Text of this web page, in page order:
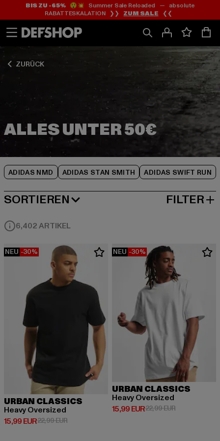
Zum
Inhalt
springen
Zum
Fußzeile
springen
BIS ZU -65%😲💥 Summer Sale Reloaded — absolute
RABATTESKALATION ❯❯ ZUM SALE ❮❮
ZURÜCK
ADIDAS NMD ADIDAS STAN SMITH ADIDAS SWIFT RUN
Zum
Produktraster
springen
SORTIEREN
BELIEBTESTE FILTER
6,402 ARTIKEL
NEU -30%
URBAN CLASSICS
Heavy Oversized
15,99 EUR
Derzeitiger Preis: 15,99 EUR
22,99 EURAktionspreis: 22,99 EUR
NEU -30%
URBAN CLASSICS
Heavy Oversized
15,99 EUR
Derzeitiger Preis: 15,99 EUR
22,99 EURAktionspreis: